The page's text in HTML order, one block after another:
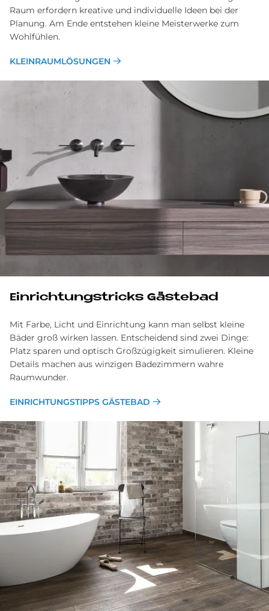
Raum erfordern kreative und individuelle Ideen bei der
Planung. Am Ende entstehen kleine Meisterwerke zum
Wohlfühlen.
KLEINRAUMLÖSUNGEN
Ein­rich­tungs­tricks Gä­ste­bad
Mit Farbe, Licht und Einrichtung kann man selbst kleine
Bäder groß wirken lassen. Entscheidend sind zwei Dinge:
Platz sparen und optisch Großzügigkeit simulieren. Kleine
Details machen aus winzigen Badezimmern wahre
Raumwunder.
EINRICHTUNGSTIPPS GÄSTEBAD